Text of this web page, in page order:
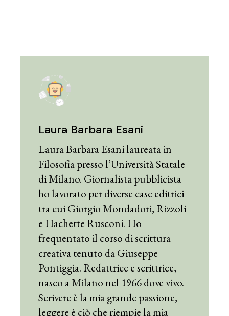
Laura Barbara Esani
Laura Barbara Esani laureata in
Filosofia presso l’Università Statale
di Milano. Giornalista pubblicista
ho lavorato per diverse case editrici
tra cui Giorgio Mondadori, Rizzoli
e Hachette Rusconi. Ho
frequentato il corso di scrittura
creativa tenuto da Giuseppe
Pontiggia. Redattrice e scrittrice,
nasco a Milano nel 1966 dove vivo.
Scrivere è la mia grande passione,
leggere è ciò che riempie la mia